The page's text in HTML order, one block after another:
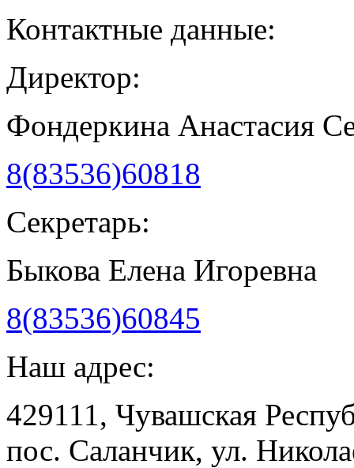
Контактные данные:
Директор:
Фондеркина Анастасия
8(83536)60818
Секретарь:
Быкова Елена Игоревна
8(83536)60845
Наш адрес:
429111, Чувашская
пос. Саланчик, ул.